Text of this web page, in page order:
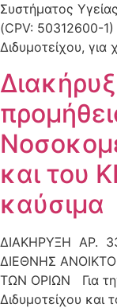
Συστήματος
(CPV: 50312600-
Διδυμοτείχου, για
και του
καύσιμα
ΔΙΑΚΗΡΥΞΗ ΑΡ.
ΔΙΕΘΝΗΣ
ΤΩΝ ΟΡΙΩΝ Για
Διδυμοτείχου και